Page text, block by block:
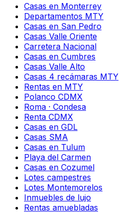
Casas en Monterrey
Departamentos MTY
Casas en San Pedro
Casas Valle Oriente
Carretera Nacional
Casas en Cumbres
Casas Valle Alto
Casas 4 recámaras MTY
Rentas en MTY
Polanco CDMX
Roma · Condesa
Renta CDMX
Casas en GDL
Casas SMA
Casas en Tulum
Playa del Carmen
Casas en Cozumel
Lotes campestres
Lotes Montemorelos
Inmuebles de lujo
Rentas amuebladas